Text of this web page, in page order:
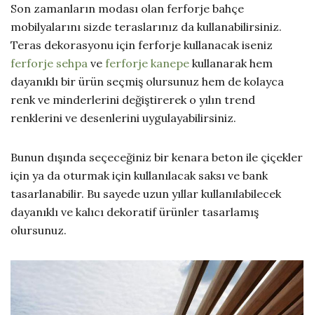
Son zamanların modası olan ferforje bahçe
mobilyalarını sizde teraslarınız da kullanabilirsiniz.
Teras dekorasyonu için ferforje kullanacak iseniz
ferforje sehpa ve ferforje kanepe kullanarak hem
dayanıklı bir ürün seçmiş olursunuz hem de kolayca
renk ve minderlerini değiştirerek o yılın trend
renklerini ve desenlerini uygulayabilirsiniz.
Bunun dışında seçeceğiniz bir kenara beton ile çiçekler
için ya da oturmak için kullanılacak saksı ve bank
tasarlanabilir. Bu sayede uzun yıllar kullanılabilecek
dayanıklı ve kalıcı dekoratif ürünler tasarlamış
olursunuz.